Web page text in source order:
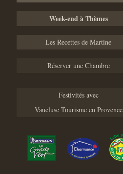
Week-end à Thèmes
Les Recettes de Martine
Réserver une Chambre
Festivités avec
Vaucluse Tourisme en Provence